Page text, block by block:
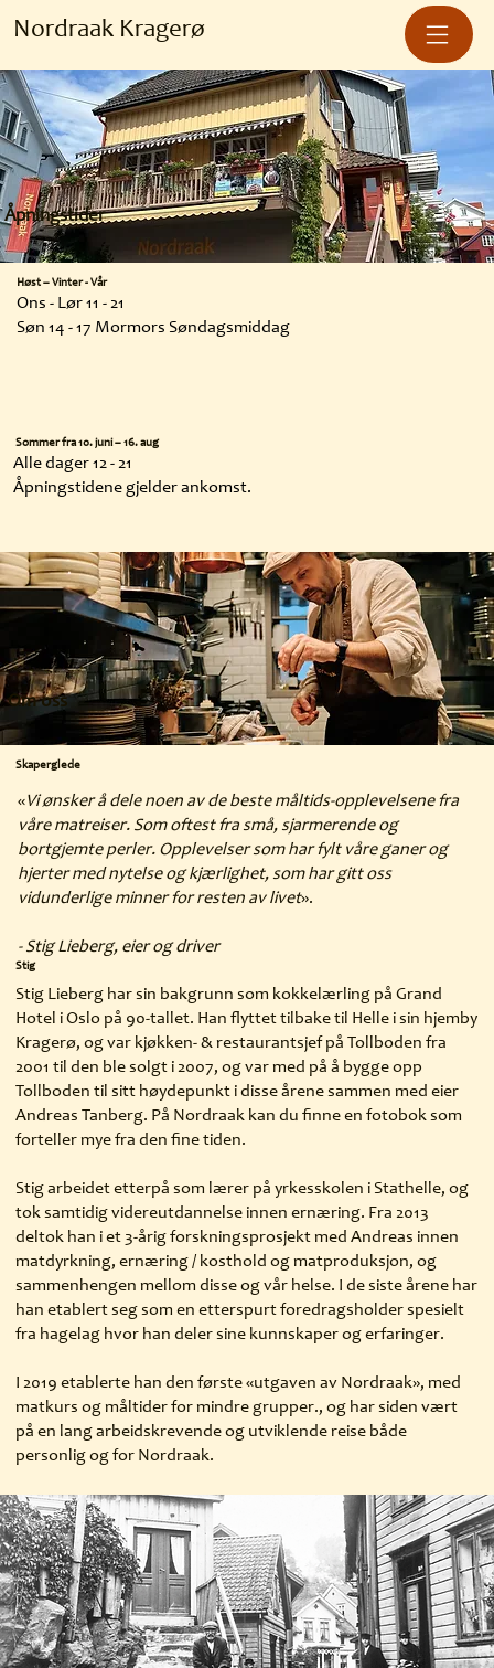
Nordraak Kragerø
Åpningstider
Høst – Vinter - Vår
Ons - Lør 11 - 21
Søn 14 - 17 Mormors Søndagsmiddag
Sommer fra 10. juni – 16. aug
Alle dager 12 - 21
Åpningstidene gjelder ankomst.
Om oss
Skaperglede
«Vi ønsker å dele noen av de beste måltids-opplevelsene fra
våre matreiser. Som oftest fra små, sjarmerende og
bortgjemte perler. Opplevelser som har fylt våre ganer og
hjerter med nytelse og kjærlighet, som har gitt oss
vidunderlige minner for resten av livet».
- Stig Lieberg, eier og driver
Stig
Stig Lieberg har sin bakgrunn som kokkelærling på Grand
Hotel i Oslo på 90-tallet. Han flyttet tilbake til Helle i sin hjemby
Kragerø, og var kjøkken- & restaurantsjef på Tollboden fra
2001 til den ble solgt i 2007, og var med på å bygge opp
Tollboden til sitt høydepunkt i disse årene sammen med eier
Andreas Tanberg. På Nordraak kan du finne en fotobok som
forteller mye fra den fine tiden.
Stig arbeidet etterpå som lærer på yrkesskolen i Stathelle, og
tok samtidig videreutdannelse innen ernæring. Fra 2013
deltok han i et 3-årig forskningsprosjekt med Andreas innen
matdyrkning, ernæring / kosthold og matproduksjon, og
sammenhengen mellom disse og vår helse. I de siste årene har
han etablert seg som en etterspurt foredragsholder spesielt
fra hagelag hvor han deler sine kunnskaper og erfaringer.
I 2019 etablerte han den første «utgaven av Nordraak», med
matkurs og måltider for mindre grupper., og har siden vært
på en lang arbeidskrevende og utviklende reise både
personlig og for Nordraak.